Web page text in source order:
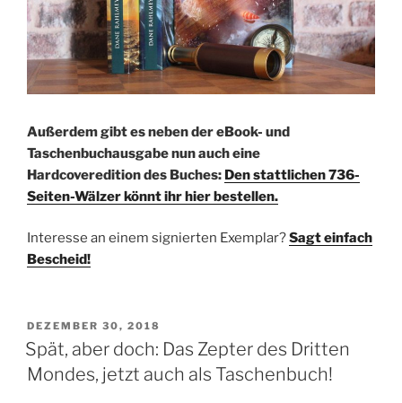
Außerdem gibt es neben der eBook- und
Taschenbuchausgabe nun auch eine
Hardcoveredition des Buches: Den stattlichen 736-
Seiten-Wälzer könnt ihr hier bestellen.
Interesse an einem signierten Exemplar?Sagt einfach
Bescheid!
VERÖFFENTLICHT
AM
DEZEMBER 30, 2018
Spät, aber doch: Das Zepter des Dritten
Mondes, jetzt auch als Taschenbuch!